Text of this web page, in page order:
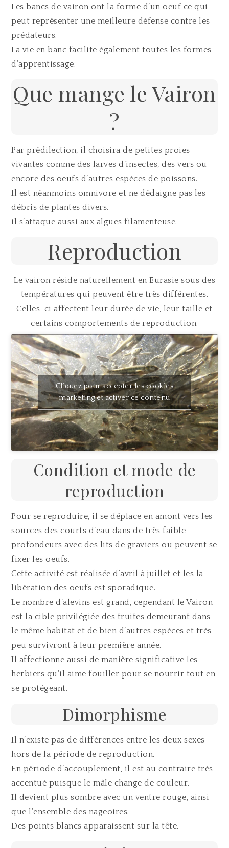
Les bancs de vairon ont la forme d’un oeuf ce qui
peut représenter une meilleure défense contre les
prédateurs.
La vie en banc facilite également toutes les formes
d’apprentissage.
Que mange le Vairon
?
Par prédilection, il choisira de petites proies
vivantes comme des larves d’insectes, des vers ou
encore des oeufs d’autres espèces de poissons.
Il est néanmoins omnivore et ne dédaigne pas les
débris de plantes divers.
il s’attaque aussi aux algues filamenteuse.
Reproduction
Le vairon réside naturellement en Eurasie sous des
températures qui peuvent être très différentes.
Celles-ci affectent leur durée de vie, leur taille et
certains comportements de reproduction.
Cliquez pour accepter les cookies
marketing et activer ce contenu
Condition et mode de
reproduction
Pour se reproduire, il se déplace en amont vers les
sources des courts d’eau dans de très faible
profondeurs avec des lits de graviers ou peuvent se
fixer les oeufs.
Cette activité est réalisée d’avril à juillet et les la
libération des oeufs est sporadique.
Le nombre d’alevins est grand, cependant le Vairon
est la cible privilégiée des truites demeurant dans
le même habitat et de bien d’autres espèces et très
peu survivront à leur première année.
Il affectionne aussi de manière significative les
herbiers qu’il aime fouiller pour se nourrir tout en
se protégeant.
Dimorphisme
Il n’existe pas de différences entre les deux sexes
hors de la période de reproduction.
En période d’accouplement, il est au contraire très
accentué puisque le mâle change de couleur.
Il devient plus sombre avec un ventre rouge, ainsi
que l’ensemble des nageoires.
Des points blancs apparaissent sur la tête.